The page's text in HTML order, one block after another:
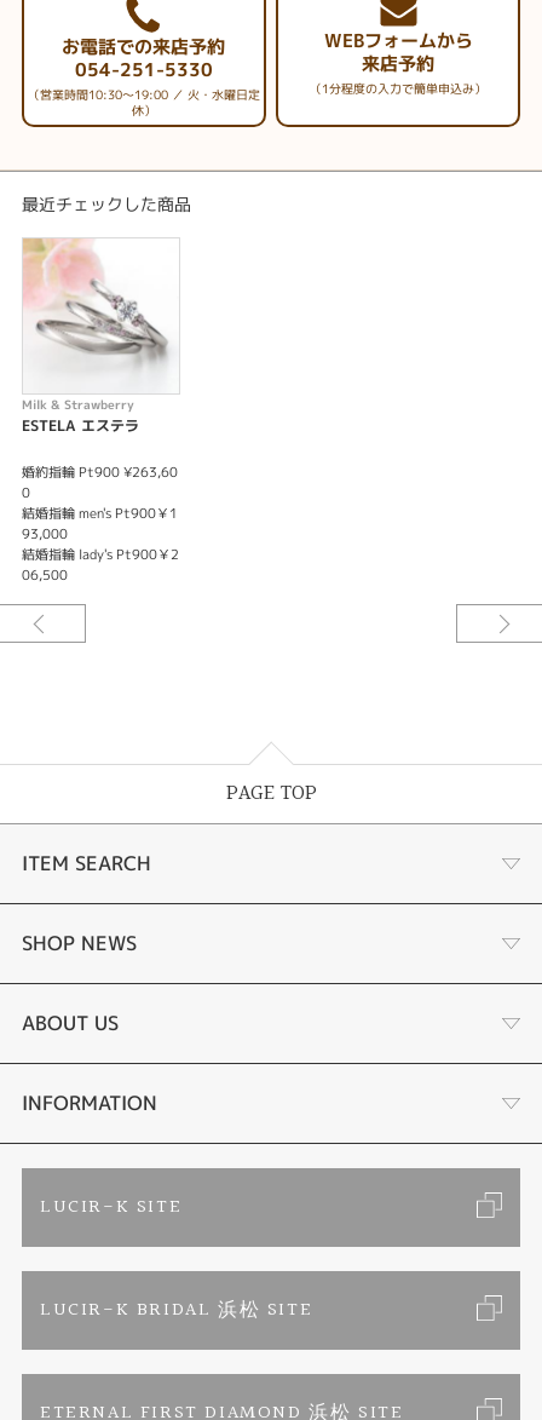
お電話での来店予約
054-251-5330
（営業時間10:30～19:00 ／ 火・水曜日定
休）
WEBフォームから
来店予約
（1分程度の入力で簡単申込み）
最近チェックした商品
Milk & Strawberry
ESTELA エステラ
婚約指輪 Pt900 ¥263,60
0
結婚指輪 men's Pt900￥1
93,000
結婚指輪 lady's Pt900￥2
06,500
PAGE TOP
ITEM SEARCH
婚約指輪 結婚指輪
ラボグロウンダイヤモンド婚約指輪
手作り結婚指輪
手作りペアリング
カラー発色ジュエリー
SHOP NEWS
商品一覧
ブランドリスト
リフォーム
ABOUT US
店舗情報・会社概要
お問い合わせ
INFORMATION
LUCIR-K SITE
LUCIR-K BRIDAL 浜松 SITE
ETERNAL FIRST DIAMOND 浜松 SITE